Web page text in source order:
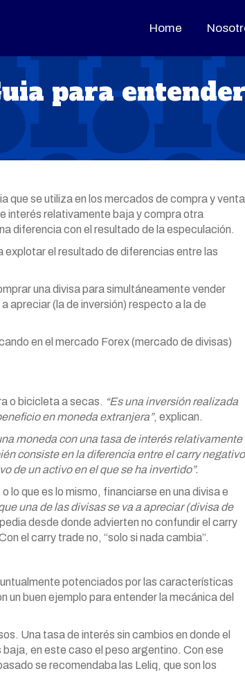
Home
para
que se utiliza en los mercados de compra y venta
interés relativamente baja y compra otra
diferencia con el resultado de la especulación.
el resultado de diferencias entre las
una divisa para simultáneamente vender
apreciar (la de inversión) respecto a la de
en el mercado Forex (mercado de divisas)
o bicicleta a secas. “Es una inversión realizada
en moneda extranjera”, explican.
moneda con una tasa de interés relativamente
consiste en la diferencia entre el carry negativo
de un activo en el que se ha invertido”.
lo que es lo mismo, financiarse en una divisa e
una de las divisas se va a apreciar (divisa de
desde donde advierten no confundir el carry
el carry trade no, “solo si nada cambia”.
potenciados por las características
buen ejemplo para entender la mecánica del
Una tasa de interés sin cambios en donde el
en este caso el peso argentino. Con ese
se recomendaba las Leliq, que son los
Home